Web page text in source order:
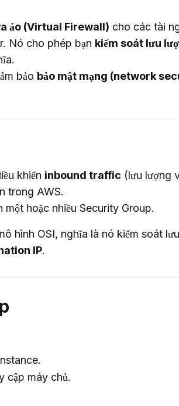
ảo (Virtual Firewall) cho các tài
Nó cho phép bạn kiểm soát lưu
bảo bảo mật mạng (network
khiển inbound traffic
trong AWS.
hoặc nhiều Security Group.
hình OSI, nghĩa là nó kiểm soát
IP.
cập máy chủ.